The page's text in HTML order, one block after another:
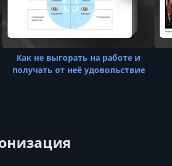
Как не выгорать на работе и
получать от неё удовольствие